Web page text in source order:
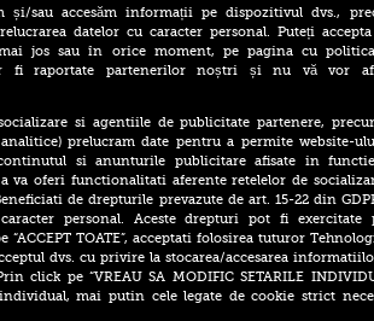
fost doborâți și
au fost
a explodat în
la granița cu
a fost identificată.
de la
place atât de mult
grătar. Cât de
și/sau accesăm informații pe dispozitivul dvs.,
datelor cu caracter personal. Puteți accepta
jos sau în orice moment, pe pagina cu
fi raportate partenerilor noștri și nu vă vor
si agentiile de publicitate partenere,
prelucram date pentru a permite website-
si anunturile publicitare afisate in
va oferi functionalitati aferente retelelor de
de drepturile prevazute de art. 15-22 din
personal. Aceste drepturi pot fi exercitate
“ACCEPT TOATE”, acceptati folosirea tuturor
dvs. cu privire la stocarea/accesarea
click pe “VREAU SA MODIFIC SETARILE
mai putin cele legate de cookie strict